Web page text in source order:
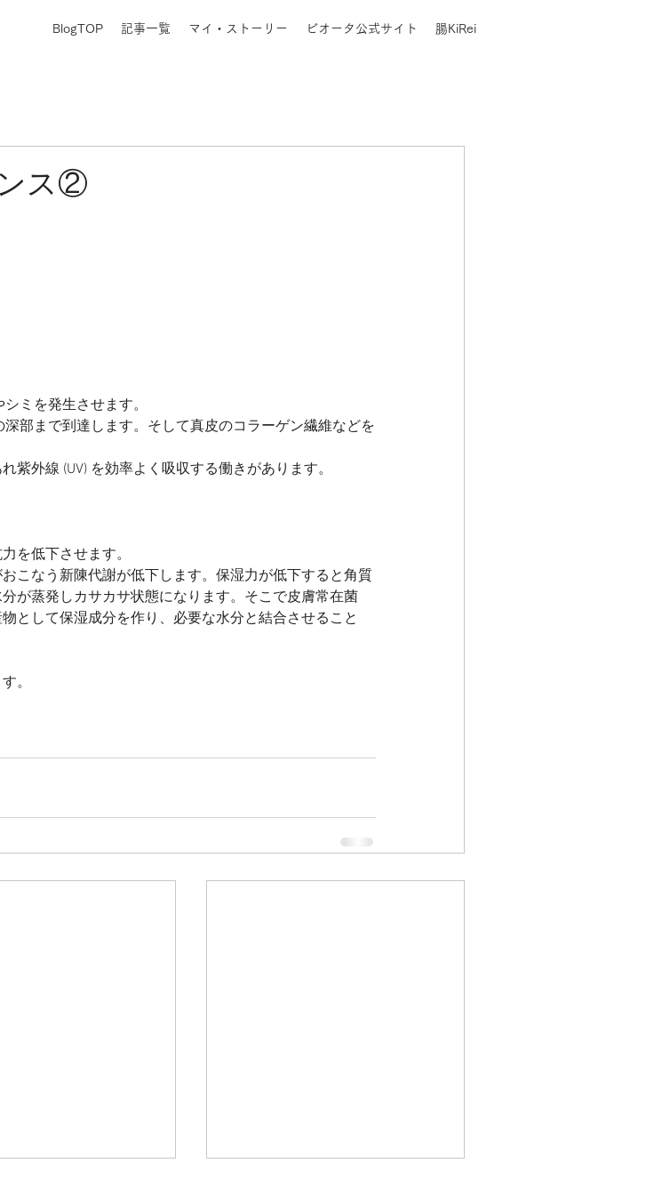
BlogTOP 記事一覧 マイ・ストーリー ビオータ公式サイト 腸KiRei
ス②
ミを発生させます。
部まで到達します。そして真皮のコラーゲン繊維などを
外線 (UV) を効率よく吸収する働きがあります。
を低下させます。
こなう新陳代謝が低下します。保湿力が低下すると角質
が蒸発しカサカサ状態になります。そこで皮膚常在菌
として保湿成分を作り、必要な水分と結合させること
。